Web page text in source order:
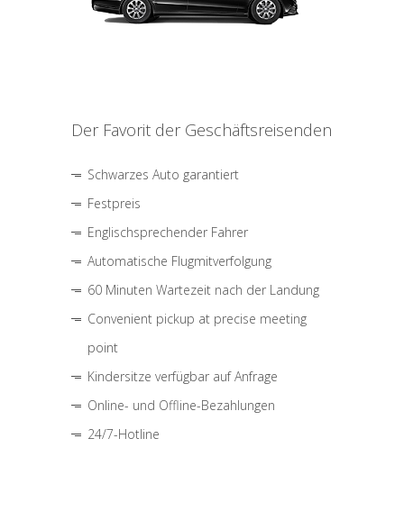
Der Favorit der Geschäftsreisenden
Schwarzes Auto garantiert
Festpreis
Englischsprechender Fahrer
Automatische Flugmitverfolgung
60 Minuten Wartezeit nach der Landung
Convenient pickup at precise meeting
point
Kindersitze verfügbar auf Anfrage
Online- und Offline-Bezahlungen
24/7-Hotline